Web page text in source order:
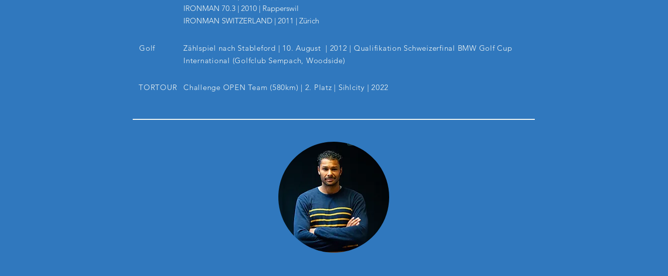
IRONMAN 70.3 | 2010 | Rapperswil
IRONMAN SWITZERLAND | 2011 | Zürich
Golf
Zählspiel nach Stableford | 10. August | 2012 | Qualifikation Schweizerfinal BMW Golf Cup
International (Golfclub Sempach, Woodside)
Challenge OPEN Team (580km) | 2. Platz | Sihlcity | 2022
TORTOUR